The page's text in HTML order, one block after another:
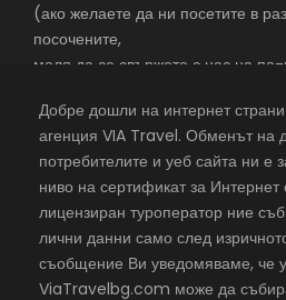
(ако желаете да ни посетите в
посочените,
моля да се свържете с нас на
екскурзии в чужбина със
почивки в чужбина 2026 – с една
© VIA Travel , всички права
Добре дошли на интернет
агенция VIA Travel. Обменът на
потребителите и уеб сайта ни е
ниво на сертификат за Интернет
лицензиран туроператор ние
лични данни само след
съобщение Ви уведомяваме, че
ViaTravelbg.com може да